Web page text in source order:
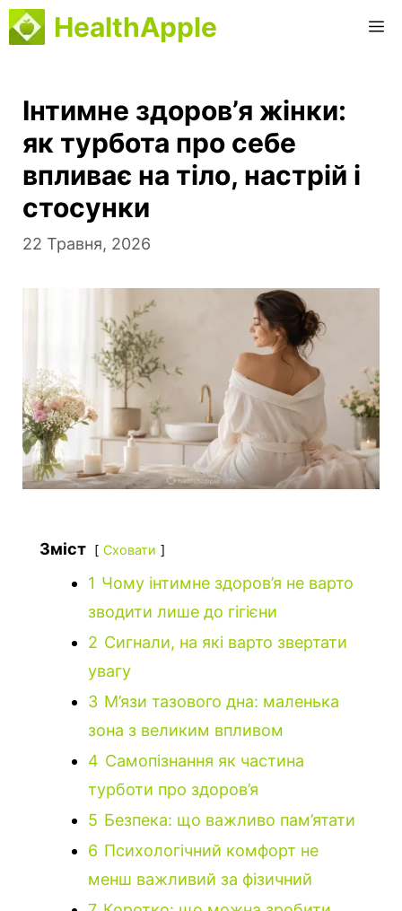
Перейти
до
HealthApple
Інтимне здоров’я жінки:
як турбота про себе
впливає на тіло, настрій і
стосунки
22 Травня, 2026
Зміст Сховати
1 Чому інтимне здоров’я не варто
зводити лише до гігієни
2 Сигнали, на які варто звертати
увагу
3 М’язи тазового дна: маленька
зона з великим впливом
4 Самопізнання як частина
турботи про здоров’я
5 Безпека: що важливо пам’ятати
6 Психологічний комфорт не
менш важливий за фізичний